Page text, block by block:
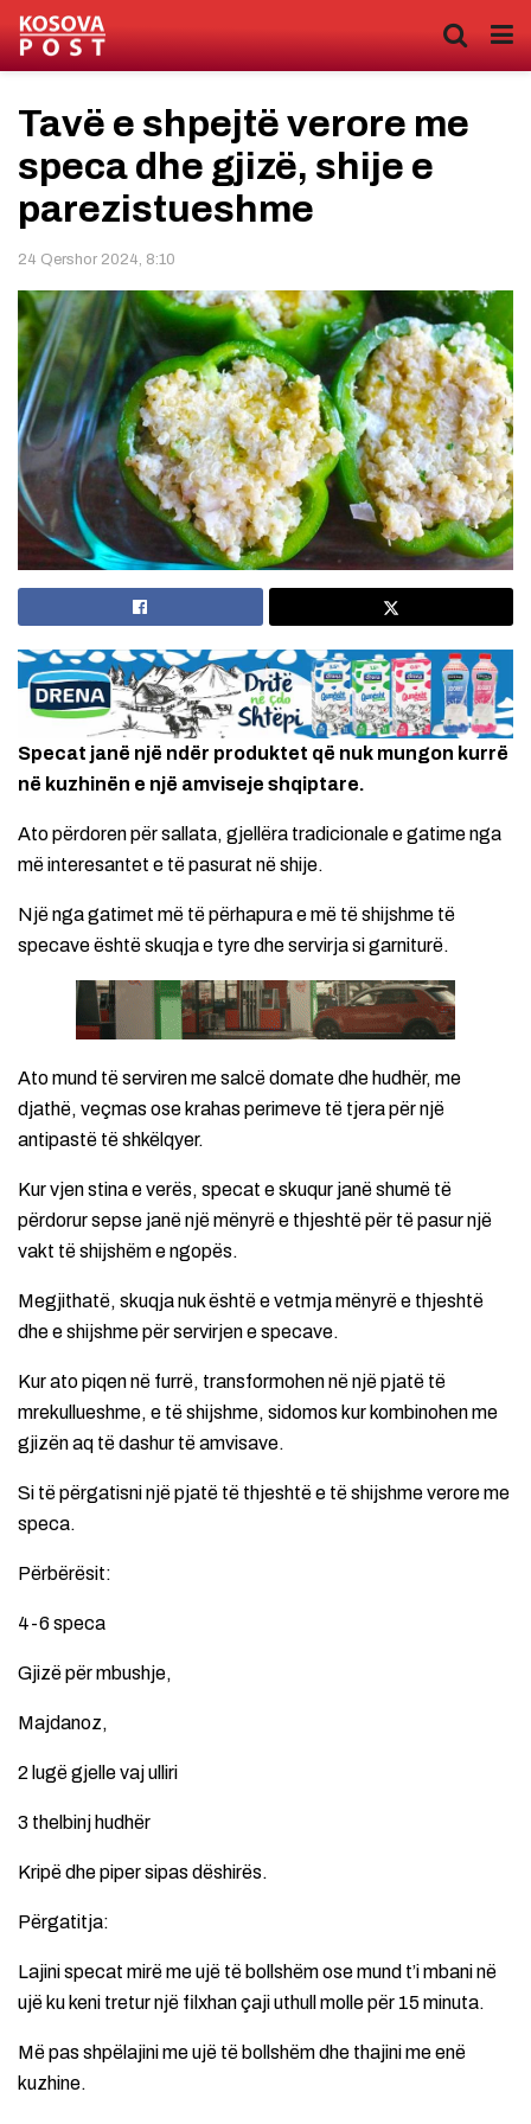
Tavë e shpejtë verore me
speca dhe gjizë, shije e
parezistueshme
24 Qershor 2024, 8:10
Specat janë një ndër produktet që nuk mungon kurrë
në kuzhinën e një amviseje shqiptare.
Ato përdoren për sallata, gjellëra tradicionale e gatime nga
më interesantet e të pasurat në shije.
Një nga gatimet më të përhapura e më të shijshme të
specave është skuqja e tyre dhe servirja si garniturë.
Ato mund të serviren me salcë domate dhe hudhër, me
djathë, veçmas ose krahas perimeve të tjera për një
antipastë të shkëlqyer.
Kur vjen stina e verës, specat e skuqur janë shumë të
përdorur sepse janë një mënyrë e thjeshtë për të pasur një
vakt të shijshëm e ngopës.
Megjithatë, skuqja nuk është e vetmja mënyrë e thjeshtë
dhe e shijshme për servirjen e specave.
Kur ato piqen në furrë, transformohen në një pjatë të
mrekullueshme, e të shijshme, sidomos kur kombinohen me
gjizën aq të dashur të amvisave.
Si të përgatisni një pjatë të thjeshtë e të shijshme verore me
speca.
Përbërësit:
4-6 speca
Gjizë për mbushje,
Majdanoz,
2 lugë gjelle vaj ulliri
3 thelbinj hudhër
Kripë dhe piper sipas dëshirës.
Përgatitja:
Lajini specat mirë me ujë të bollshëm ose mund t’i mbani në
ujë ku keni tretur një filxhan çaji uthull molle për 15 minuta.
Më pas shpëlajini me ujë të bollshëm dhe thajini me enë
kuzhine.